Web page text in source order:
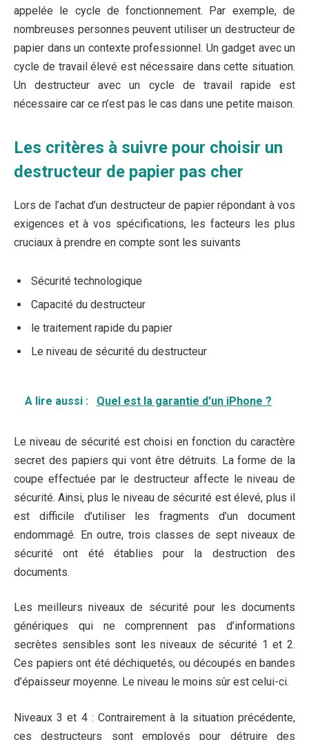
appelée le cycle de fonctionnement. Par exemple, de
nombreuses personnes peuvent utiliser un destructeur de
papier dans un contexte professionnel. Un gadget avec un
cycle de travail élevé est nécessaire dans cette situation.
Un destructeur avec un cycle de travail rapide est
nécessaire car ce n’est pas le cas dans une petite maison.
Les critères à suivre pour choisir un
destructeur de papier pas cher
Lors de l’achat d’un destructeur de papier répondant à vos
exigences et à vos spécifications, les facteurs les plus
cruciaux à prendre en compte sont les suivants
Sécurité technologique
Capacité du destructeur
le traitement rapide du papier
Le niveau de sécurité du destructeur
A lire aussi : Quel est la garantie d'un iPhone ?
Le niveau de sécurité est choisi en fonction du caractère
secret des papiers qui vont être détruits. La forme de la
coupe effectuée par le destructeur affecte le niveau de
sécurité. Ainsi, plus le niveau de sécurité est élevé, plus il
est difficile d’utiliser les fragments d’un document
endommagé. En outre, trois classes de sept niveaux de
sécurité ont été établies pour la destruction des
documents.
Les meilleurs niveaux de sécurité pour les documents
génériques qui ne comprennent pas d’informations
secrètes sensibles sont les niveaux de sécurité 1 et 2.
Ces papiers ont été déchiquetés, ou découpés en bandes
d’épaisseur moyenne. Le niveau le moins sûr est celui-ci.
Niveaux 3 et 4 : Contrairement à la situation précédente,
ces destructeurs sont employés pour détruire des